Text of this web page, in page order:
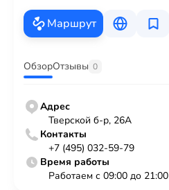
Маршрут
ОбзорОтзывы 0
Адрес
Тверской б-р, 26А
Контакты
+7 (495) 032-59-79
Время работы
Работаем с 09:00 до 21:00